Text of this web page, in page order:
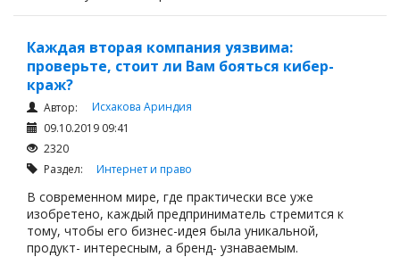
Каждая вторая компания уязвима:
проверьте, стоит ли Вам бояться кибер-
краж?
Автор:
Исхакова Ариндия
09.10.2019 09:41
2320
Раздел: Интернет и право
В современном мире, где практически все уже
изобретено, каждый предприниматель стремится к
тому, чтобы его бизнес-идея была уникальной,
продукт- интересным, а бренд- узнаваемым.